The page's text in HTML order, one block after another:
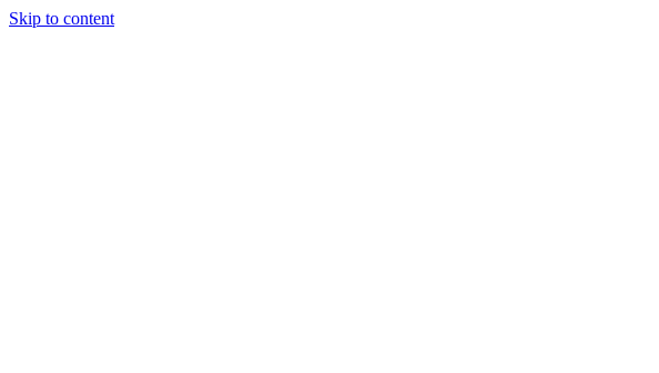
Skip to content